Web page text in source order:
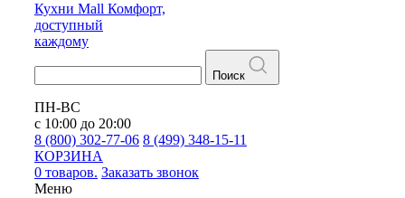
Кухни Mall Комфорт,
доступный
каждому
Поиск
ПН-ВС
с 10:00 до 20:00
8 (800) 302-77-06 8 (499) 348-15-11
КОРЗИНА
0 товаров. Заказать звонок
Меню